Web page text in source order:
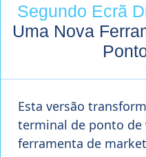
Segundo Ecrã
Uma Nova
Esta versão
terminal de ponto de
ferramenta de